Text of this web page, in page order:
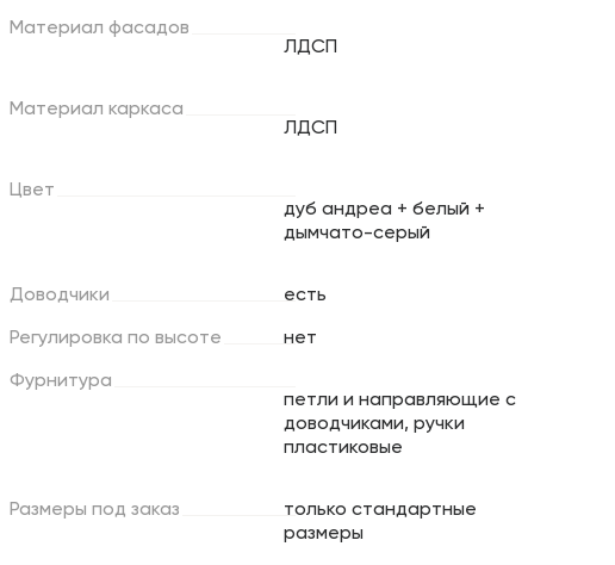
Материал фасадов
ЛДСП
Материал каркаса
ЛДСП
Цвет
дуб андреа + белый +
дымчато-серый
Доводчики есть
Регулировка по высоте нет
Фурнитура
петли и направляющие с
доводчиками, ручки
пластиковые
Размеры под заказ
только стандартные
размеры